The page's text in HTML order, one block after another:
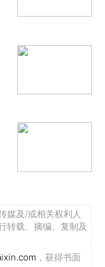
媒及/或相关权利人
转载、摘编、复制及
，获得书面